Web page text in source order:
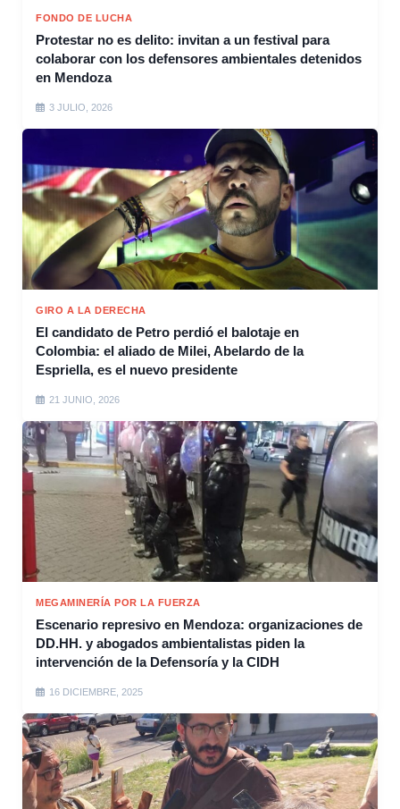
FONDO DE LUCHA
Protestar no es delito: invitan a un festival para
colaborar con los defensores ambientales detenidos
en Mendoza
3 JULIO, 2026
GIRO A LA DERECHA
El candidato de Petro perdió el balotaje en
Colombia: el aliado de Milei, Abelardo de la
Espriella, es el nuevo presidente
21 JUNIO, 2026
MEGAMINERÍA POR LA FUERZA
Escenario represivo en Mendoza: organizaciones de
DD.HH. y abogados ambientalistas piden la
intervención de la Defensoría y la CIDH
16 DICIEMBRE, 2025